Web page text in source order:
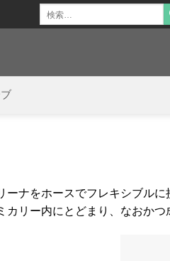
ーナをホースでフレキシブル
カリー内にとどまり、なおかつ